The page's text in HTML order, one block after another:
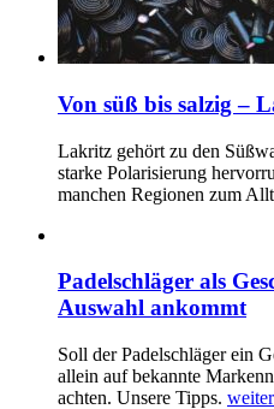
Von süß bis salzig –
Lakritz gehört zu den
starke Polarisierung
manchen Regionen zum
Padelschläger als
Auswahl ankommt
Soll der Padelschläger ein
allein auf bekannte
achten. Unsere Tipps.